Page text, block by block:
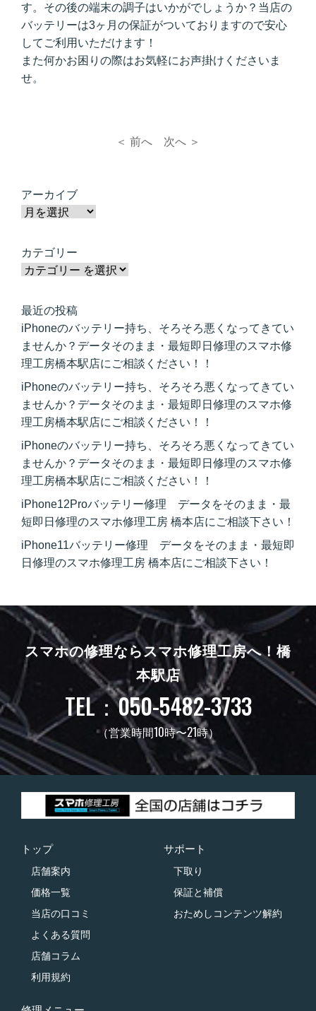
す。その後の端末の調子はいかがでしょうか？当店の
バッテリーは3ヶ月の保証がついておりますので安心
してご利用いただけます！
また何かお困りの際はお気軽にお声掛けくださいま
せ。
＜ 前へ 次へ ＞
アーカイブ
カテゴリー
最近の投稿
iPhoneのバッテリー持ち、そろそろ悪くなってきてい
ませんか？データそのまま・最短即日修理のスマホ修
理工房橋本駅店にご相談ください！！
iPhoneのバッテリー持ち、そろそろ悪くなってきてい
ませんか？データそのまま・最短即日修理のスマホ修
理工房橋本駅店にご相談ください！！
iPhoneのバッテリー持ち、そろそろ悪くなってきてい
ませんか？データそのまま・最短即日修理のスマホ修
理工房橋本駅店にご相談ください！！
iPhone12Proバッテリー修理 データをそのまま・最
短即日修理のスマホ修理工房 橋本店にご相談下さい！
iPhone11バッテリー修理 データをそのまま・最短即
日修理のスマホ修理工房 橋本店にご相談下さい！
スマホの修理ならスマホ修理工房へ！ 橋
本駅店
TEL：050-5482-3733
（営業時間10時〜21時）
トップ
店舗案内
価格一覧
当店の口コミ
よくある質問
店舗コラム
利用規約
サポート
下取り
保証と補償
おためしコンテンツ解約